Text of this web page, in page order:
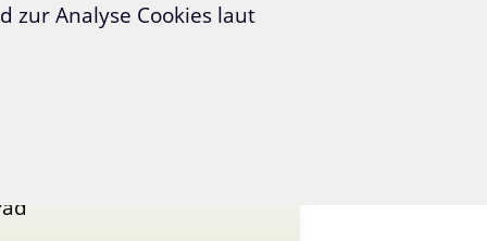
zur Analyse Cookies laut